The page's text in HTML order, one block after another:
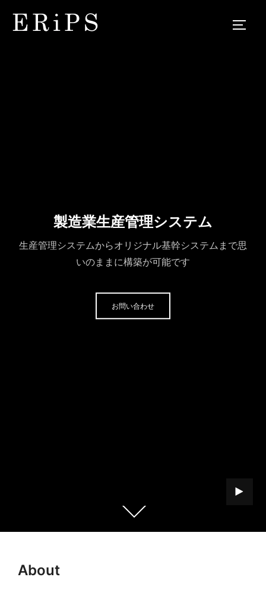
製造業生産管理システム
生産管理システムからオリジナル基幹システムまで思
いのままに構築が可能です
お問い合わせ
About